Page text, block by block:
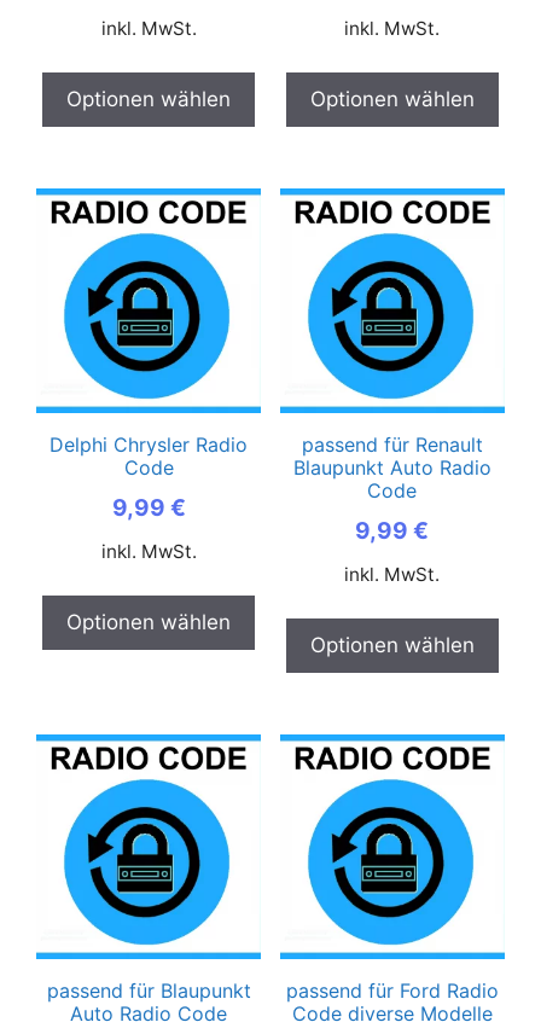
inkl. MwSt.
Optionen wählen
inkl. MwSt.
Optionen wählen
Delphi Chrysler Radio
Code
9,99 €
inkl. MwSt.
Optionen wählen
passend für Renault
Blaupunkt Auto Radio
Code
9,99€
inkl. MwSt.
Optionen wählen
passend für Blaupunkt
Auto Radio Code
passend für Ford Radio
Code diverse Modelle